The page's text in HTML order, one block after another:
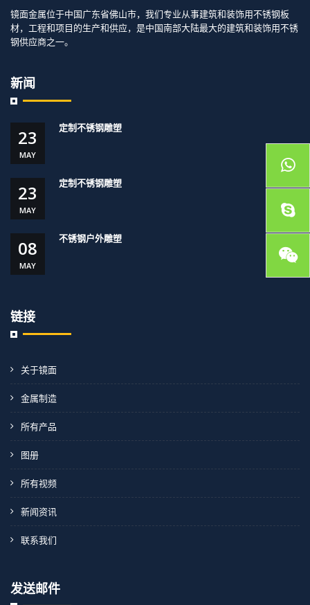
镜面金属位于中国广东省佛山市，我们专业从事建筑和装饰用不锈钢板
材，工程和项目的生产和供应，是中国南部大陆最大的建筑和装饰用不锈
钢供应商之一。
新闻
23
MAY
定制不锈钢雕塑
23
MAY
定制不锈钢雕塑
08
MAY
不锈钢户外雕塑
链接
关于镜面
金属制造
所有产品
图册
所有视频
新闻资讯
联系我们
发送邮件